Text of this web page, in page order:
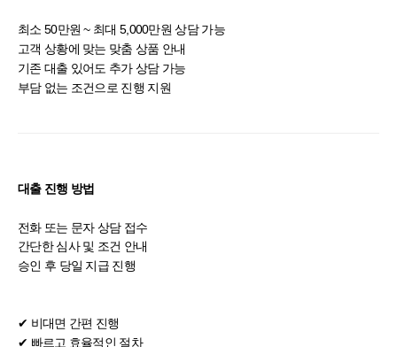
최소 50만원 ~ 최대 5,000만원 상담 가능
고객 상황에 맞는 맞춤 상품 안내
기존 대출 있어도 추가 상담 가능
부담 없는 조건으로 진행 지원
대출 진행 방법
전화 또는 문자 상담 접수
간단한 심사 및 조건 안내
승인 후 당일 지급 진행
✔ 비대면 간편 진행
✔ 빠르고 효율적인 절차